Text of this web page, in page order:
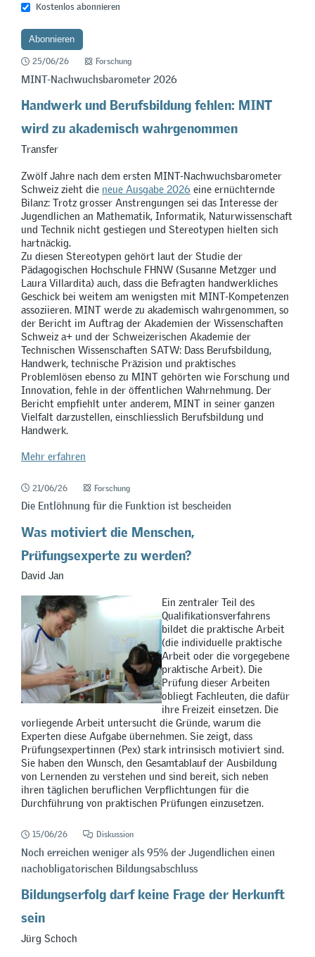
Kostenlos abonnieren
25/06/26 Forschung
MINT-Nachwuchsbarometer 2026
Handwerk und Berufsbildung fehlen: MINT
wird zu akademisch wahrgenommen
Transfer
Zwölf Jahre nach dem ersten MINT-Nachwuchsbarometer
Schweiz zieht die neue Ausgabe 2026 eine ernüchternde
Bilanz: Trotz grosser Anstrengungen sei das Interesse der
Jugendlichen an Mathematik, Informatik, Naturwissenschaft
und Technik nicht gestiegen und Stereotypen hielten sich
hartnäckig.
Zu diesen Stereotypen gehört laut der Studie der
Pädagogischen Hochschule FHNW (Susanne Metzger und
Laura Villardita) auch, dass die Befragten handwerkliches
Geschick bei weitem am wenigsten mit MINT-Kompetenzen
assoziieren. MINT werde zu akademisch wahrgenommen, so
der Bericht im Auftrag der Akademien der Wissenschaften
Schweiz a+ und der Schweizerischen Akademie der
Technischen Wissenschaften SATW: Dass Berufsbildung,
Handwerk, technische Präzision und praktisches
Problemlösen ebenso zu MINT gehörten wie Forschung und
Innovation, fehle in der öffentlichen Wahrnehmung. Der
Bericht empfiehlt unter anderem, MINT in seiner ganzen
Vielfalt darzustellen, einschliesslich Berufsbildung und
Handwerk.
Mehr erfahren
21/06/26 Forschung
Die Entlöhnung für die Funktion ist bescheiden
Was motiviert die Menschen,
Prüfungsexperte zu werden?
David Jan
Ein zentraler Teil des
Qualifikationsverfahrens
bildet die praktische Arbeit
(die individuelle praktische
Arbeit oder die vorgegebene
praktische Arbeit). Die
Prüfung dieser Arbeiten
obliegt Fachleuten, die dafür
ihre Freizeit einsetzen. Die
vorliegende Arbeit untersucht die Gründe, warum die
Experten diese Aufgabe übernehmen. Sie zeigt, dass
Prüfungsexpertinnen (Pex) stark intrinsisch motiviert sind.
Sie haben den Wunsch, den Gesamtablauf der Ausbildung
von Lernenden zu verstehen und sind bereit, sich neben
ihren täglichen beruflichen Verpflichtungen für die
Durchführung von praktischen Prüfungen einzusetzen.
15/06/26 Diskussion
Noch erreichen weniger als 95% der Jugendlichen einen
nachobligatorischen Bildungsabschluss
Bildungserfolg darf keine Frage der Herkunft
sein
Jürg Schoch